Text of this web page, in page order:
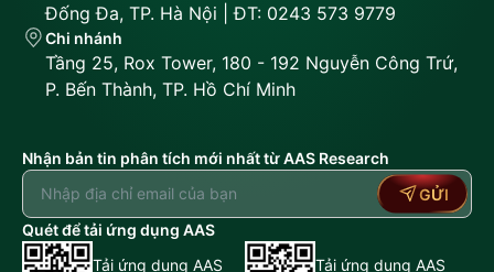
Đống Đa, TP. Hà Nội | ĐT: 0243 573 9779
Chi nhánh
Tầng 25, Rox Tower, 180 - 192 Nguyễn Công Trứ,
P. Bến Thành, TP. Hồ Chí Minh
Nhận bản tin phân tích mới nhất từ AAS Research
GỬI
Quét để tải ứng dụng AAS
Tải ứng dụng AAS
Tải ứng dụng AAS